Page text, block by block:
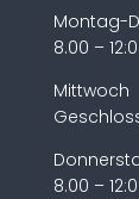
Montag-
8.00 –
Mittwoch
8.00 –